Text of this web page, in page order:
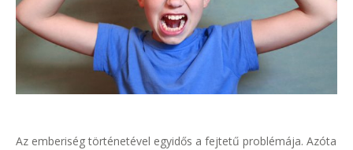
Az emberiség történetével egyidős a fejtetű problémája. Azóta